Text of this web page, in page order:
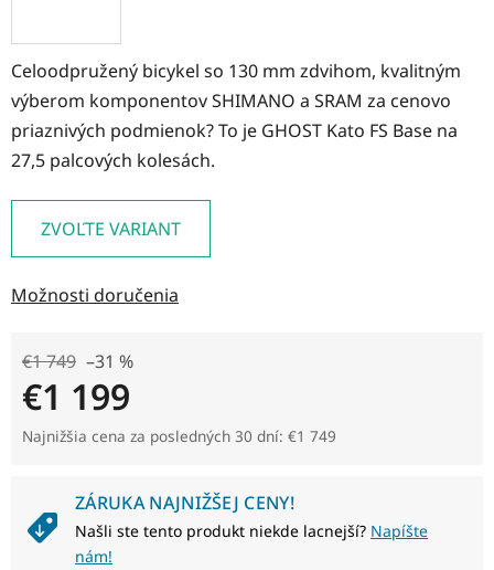
Celoodpružený bicykel so 130 mm zdvihom, kvalitným
výberom komponentov SHIMANO a SRAM za cenovo
priaznivých podmienok? To je GHOST Kato FS Base na
27,5 palcových kolesách.
ZVOĽTE VARIANT
Možnosti doručenia
€1 749 –31 %
€1 199
Jednotková cena:
Najnižšia cena za posledných 30 dní: €1 749
ZÁRUKA NAJNIŽŠEJ CENY!
Našli ste tento produkt niekde lacnejší? Napíšte
nám!